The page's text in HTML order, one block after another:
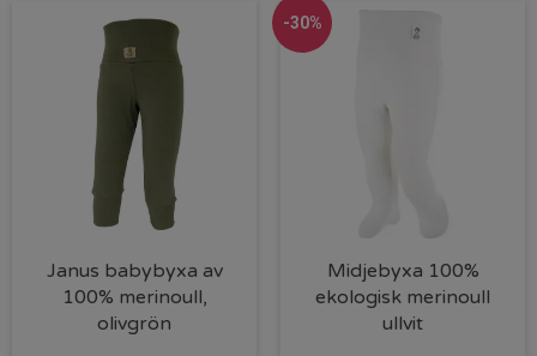
Janus babybyxa av
100% merinoull,
olivgrön
-30%
Midjebyxa 100%
ekologisk merinoull
ullvit